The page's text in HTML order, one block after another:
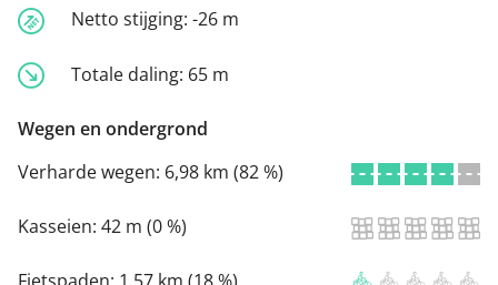
Netto stijging: -26 m
Totale daling: 65 m
Wegen en ondergrond
Verharde wegen: 6,98 km (82 %)
Kasseien: 42 m (0 %)